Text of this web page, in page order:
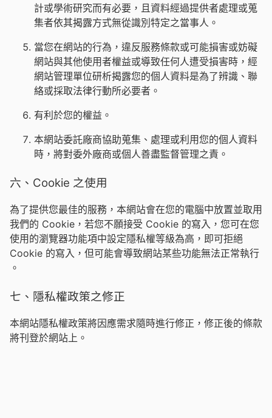
計或學術研究而有必要，且資料經過提供者處理或蒐
集者依其揭露方式無從識別特定之當事人。
當您在網站的行為，違反服務條款或可能損害或妨礙
網站與其他使用者權益或導致任何人遭受損害時，經
網站管理單位研析揭露您的個人資料是為了辨識、聯
絡或採取法律行動所必要者。
有利於您的權益。
本網站委託廠商協助蒐集、處理或利用您的個人資料
時，將對委外廠商或個人善盡監督管理之責。
六、Cookie 之使用
為了提供您最佳的服務，本網站會在您的電腦中放置並取用
我們的 Cookie，若您不願接受 Cookie 的寫入，您可在您
使用的瀏覽器功能項中設定隱私權等級為高，即可拒絕
Cookie 的寫入，但可能會導致網站某些功能無法正常執行
。
七、隱私權政策之修正
本網站隱私權政策將因應需求隨時進行修正，修正後的條款
將刊登於網站上。